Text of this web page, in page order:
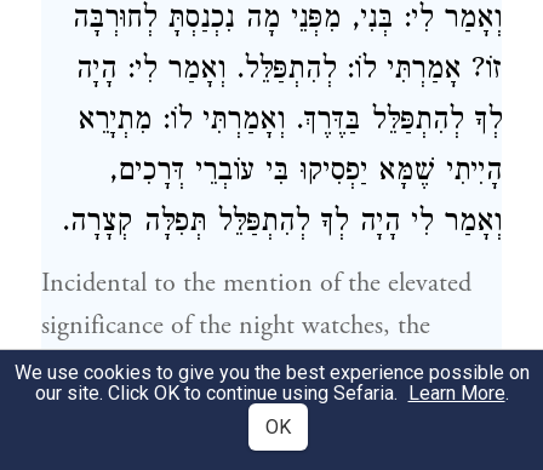
וְאָמַר לִי: בְּנִי, מִפְּנֵי מָה נִכְנַסְתָּ לְחוּרְבָּה
זוֹ? אָמַרְתִּי לוֹ: לְהִתְפַּלֵּל. וְאָמַר לִי: הָיָה
לְךָ לְהִתְפַּלֵּל בַּדֶּרֶךְ. וְאָמַרְתִּי לוֹ: מִתְיָרֵא
הָיִיתִי שֶׁמָּא יַפְסִיקוּ בִּי עוֹבְרֵי דְּרָכִים,
וְאָמַר לִי הָיָה לְךָ לְהִתְפַּלֵּל תְּפִלָּה קְצָרָה.
Incidental to the mention of the elevated
significance of the night watches, the
Gemara cites a related story:It was taught
in abaraitathatRabbi Yoseisaid: I was
once walking along the road when I
We use cookies to give you the best experience possible on
our site. Click OK to continue using Sefaria. Learn More.
OK